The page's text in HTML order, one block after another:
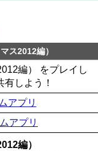
ス2012編）
編） をプレイし
しよう！
アプリ
アプリ
編）